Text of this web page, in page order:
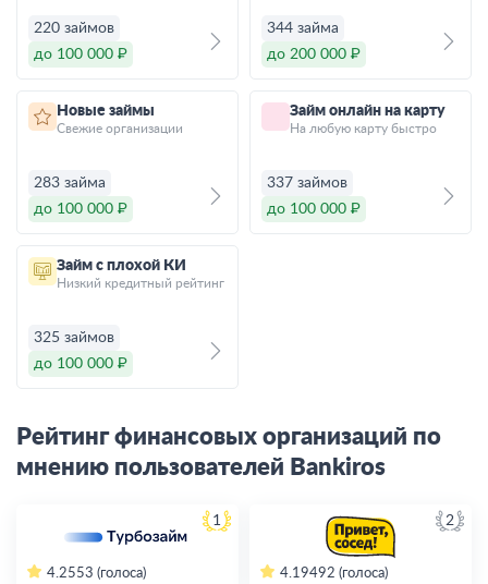
220 займов
до 100 000 ₽
344 займа
до 200 000 ₽
Новые займы
Свежие организации
283 займа
до 100 000 ₽
Займ онлайн на карту
На любую карту быстро
337 займов
до 100 000 ₽
Займ с плохой КИ
Низкий кредитный рейтинг
325 займов
до 100 000 ₽
Рейтинг финансовых организаций по
мнению пользователей Bankiros
1
4.2553 (голоса)
2
4.19492 (голоса)